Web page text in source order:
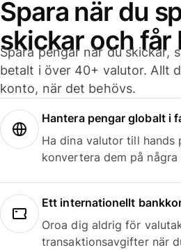
Spara när du
skickar och får
Spara pengar när du skickar,
betalt i över 40+ valutor. Allt
konto, när det behövs.
Hantera pengar globalt i
Ha dina valutor till hands
konvertera dem på några
Ett internationellt
Oroa dig aldrig för
transaktionsavgifter när